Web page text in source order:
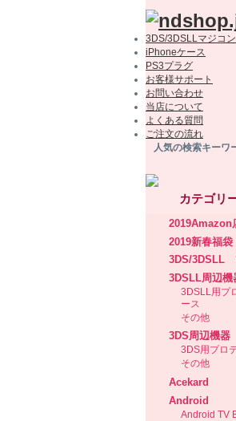
3DS/3DSLLマジコン
iPhoneケース
PS3プラグ
お客様サポート
お問い合わせ
当店について
よくある質問
ご注文の流れ
人気の検索キーワ
カテゴリ
2019Amazon
2019新春福袋
3DS/3DSLL
3DSLL周辺機
3DSLL用プ
ース
その他
3DS周辺機器
3DS用プロ
その他
Acekard
Android
Android TV